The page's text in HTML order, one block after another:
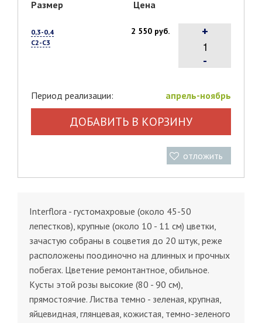
Размер Цена
0,3-0,4
С2-С3
2 550 руб.
-
+
Период реализации: апрель-ноябрь
ДОБАВИТЬ В КОРЗИНУ
отложить
Interflora - густомахровые (около 45-50
лепестков), крупные (около 10 - 11 см) цветки,
зачастую собраны в соцветия до 20 штук, реже
расположены поодиночно на длинных и прочных
побегах. Цветение ремонтантное, обильное.
Кусты этой розы высокие (80 - 90 см),
прямостоячие. Листва темно - зеленая, крупная,
яйцевидная, глянцевая, кожистая, темно-зеленого